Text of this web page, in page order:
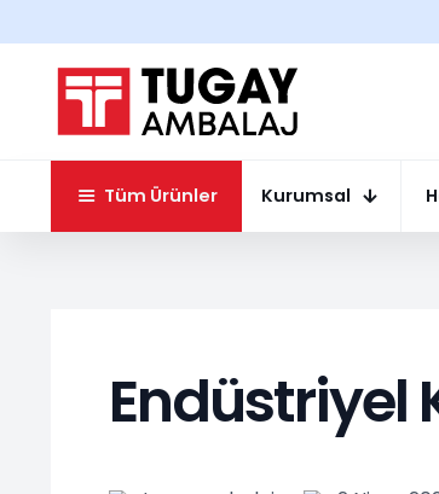
Tüm Ürünler Kurumsal
Endüstriyel